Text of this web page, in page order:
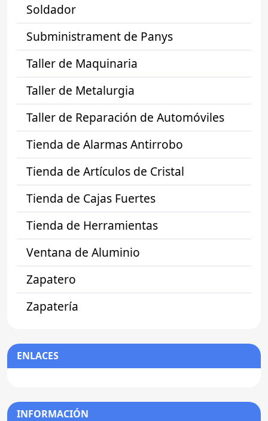
Soldador
Subministrament de Panys
Taller de Maquinaria
Taller de Metalurgia
Taller de Reparación de Automóviles
Tienda de Alarmas Antirrobo
Tienda de Artículos de Cristal
Tienda de Cajas Fuertes
Tienda de Herramientas
Ventana de Aluminio
Zapatero
Zapatería
ENLACES
INFORMACIÓN